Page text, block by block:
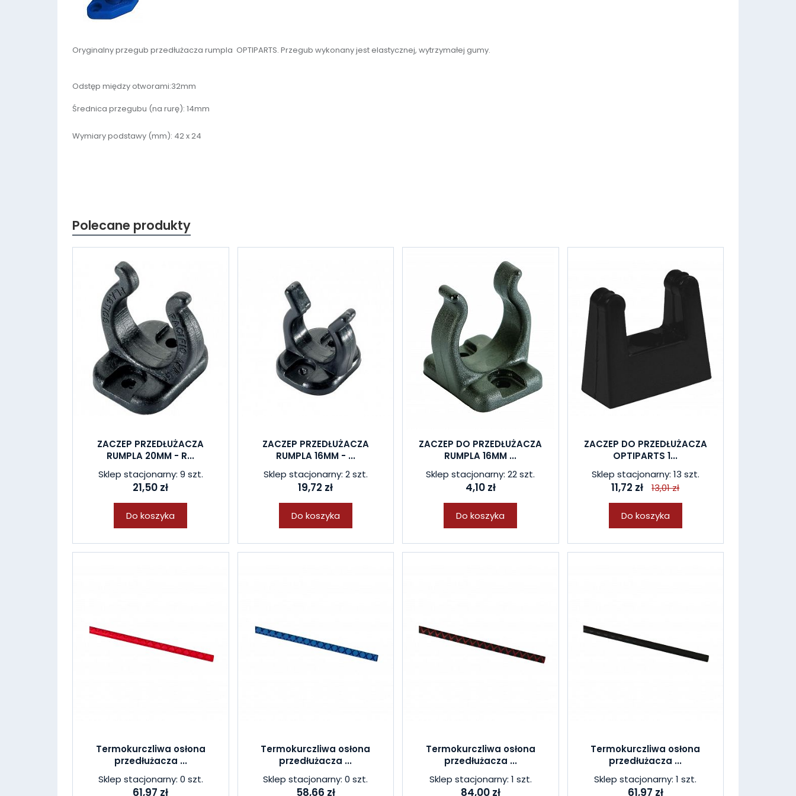
Oryginalny przegub przedłużacza rumpla OPTIPARTS. Przegub wykonany jest elastycznej, wytrzymałej gumy.
Odstęp między otworami:32mm
Średnica przegubu (na rurę): 14mm
Wymiary podstawy (mm): 42 x 24
Polecane produkty
ZACZEP PRZEDŁUŻACZA
RUMPLA 20MM - R...
Sklep stacjonarny: 9 szt.
21,50 zł
Do koszyka
ZACZEP PRZEDŁUŻACZA
RUMPLA 16MM - ...
Sklep stacjonarny: 2 szt.
19,72 zł
Do koszyka
ZACZEP DO PRZEDŁUŻACZA
RUMPLA 16MM ...
Sklep stacjonarny: 22 szt.
4,10 zł
Do koszyka
ZACZEP DO PRZEDŁUŻACZA
OPTIPARTS 1...
Sklep stacjonarny: 13 szt.
11,72 zł 13,01 zł
Do koszyka
Termokurczliwa osłona
przedłużacza ...
Sklep stacjonarny: 0 szt.
61,97 zł
Termokurczliwa osłona
przedłużacza ...
Sklep stacjonarny: 0 szt.
58,66 zł
Termokurczliwa osłona
przedłużacza ...
Sklep stacjonarny: 1 szt.
84,00 zł
Termokurczliwa osłona
przedłużacza ...
Sklep stacjonarny: 1 szt.
61,97 zł